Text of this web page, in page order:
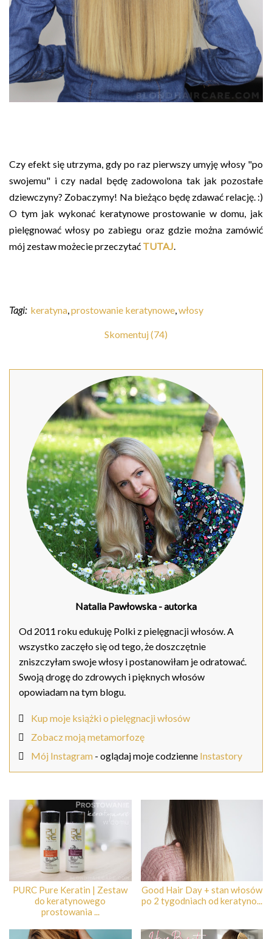
Czy efekt się utrzyma, gdy po raz pierwszy umyję włosy "po
swojemu" i czy nadal będę zadowolona tak jak pozostałe
dziewczyny? Zobaczymy! Na bieżąco będę zdawać relację. :)
O tym jak wykonać keratynowe prostowanie w domu, jak
pielęgnować włosy po zabiegu oraz gdzie można zamówić
mój zestaw możecie przeczytać TUTAJ.
Tagi: keratyna,prostowanie keratynowe,włosy
Skomentuj (74)
Natalia Pawłowska - autorka
Od 2011 roku edukuję Polki z pielęgnacji włosów. A
wszystko zaczęło się od tego, że doszczętnie
zniszczyłam swoje włosy i postanowiłam je odratować.
Swoją drogę do zdrowych i pięknych włosów
opowiadam na tym blogu.
Kup moje książki o pielęgnacji włosów
Zobacz moją metamorfozę
Mój Instagram - oglądaj moje codzienne Instastory
PURC Pure Keratin | Zestaw
do keratynowego
prostowania ...
Good Hair Day + stan włosów
po 2 tygodniach od keratyno...